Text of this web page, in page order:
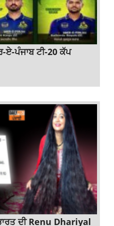
ਏ-ਪੰਜਾਬ ਟੀ-20 ਕੱਪ
ਦੀ Renu Dhariyal